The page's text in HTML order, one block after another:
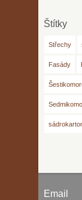
Štítky
Střechy
Fasády
Email